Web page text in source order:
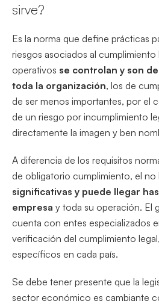
sirve?
Es la norma que define prácticas
riesgos asociados al cumplimiento
operativos se controlan y son
toda la organización, los de
de ser menos importantes, por el
de un riesgo por incumplimiento
directamente la imagen y ben
A diferencia de los requisitos
de obligatorio cumplimiento, el no
significativas y puede llegar
empresa y toda su operación. El
cuenta con entes especializados
verificación del cumplimiento
específicos en cada país.
Se debe tener presente que la
sector económico es cambiante